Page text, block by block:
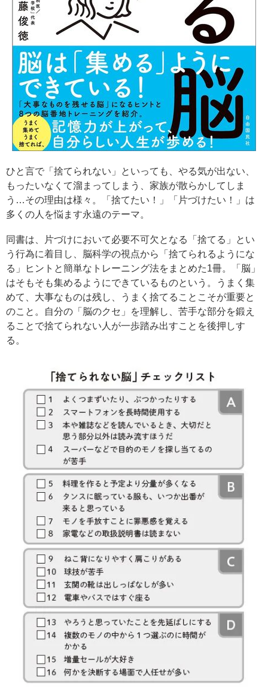
ひと言で「捨てられない」といっても、やる気が出ない、
もったいなくて溜まってしまう、家族が散らかしてしま
う…その理由は様々。「捨てたい！」「片づけたい！」は
多くの人を悩ます永遠のテーマ。
同書は、片づけにおいて必要不可欠となる「捨てる」とい
う行為に着目し、脳科学の視点から「捨てられるようにな
る」ヒントと簡単なトレーニング法をまとめた1冊。「脳」
はそもそも集めるようにできているものという。うまく集
めて、大事なものは残し、うまく捨てることこそが重要と
のこと。自分の「脳のクセ」を理解し、苦手な部分を鍛え
ることで捨てられない人が一歩踏み出すことを後押しす
る。